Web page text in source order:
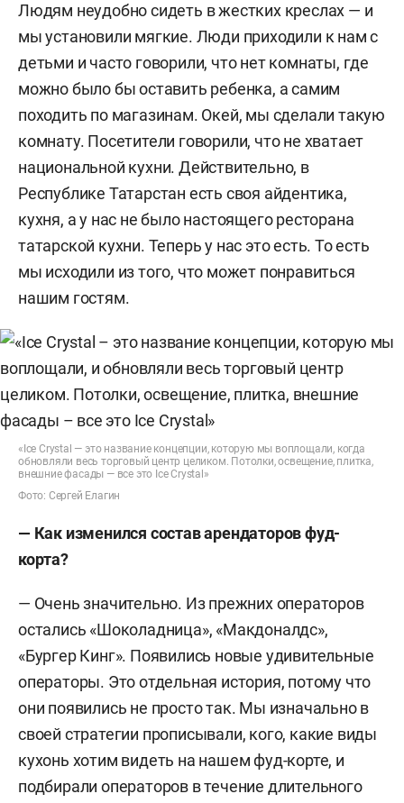
Людям неудобно сидеть в жестких креслах — и
мы установили мягкие. Люди приходили к нам с
детьми и часто говорили, что нет комнаты, где
можно было бы оставить ребенка, а самим
походить по магазинам. Окей, мы сделали такую
комнату. Посетители говорили, что не хватает
национальной кухни. Действительно, в
Республике Татарстан есть своя айдентика,
кухня, а у нас не было настоящего ресторана
татарской кухни. Теперь у нас это есть. То есть
мы исходили из того, что может понравиться
нашим гостям.
«Ice Crystal — это название концепции, которую мы воплощали, когда
обновляли весь торговый центр целиком. Потолки, освещение, плитка,
внешние фасады — все это Ice Crystal»
Фото: Сергей Елагин
— Как изменился состав арендаторов фуд-
корта?
— Очень значительно. Из прежних операторов
остались «Шоколадница», «Макдоналдс»,
«Бургер Кинг». Появились новые удивительные
операторы. Это отдельная история, потому что
они появились не просто так. Мы изначально в
своей стратегии прописывали, кого, какие виды
кухонь хотим видеть на нашем фуд-корте, и
подбирали операторов в течение длительного